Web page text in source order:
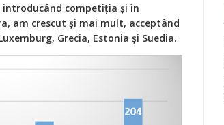
introducând competiția și în
am crescut și mai mult, acceptând
Grecia, Estonia și Suedia.